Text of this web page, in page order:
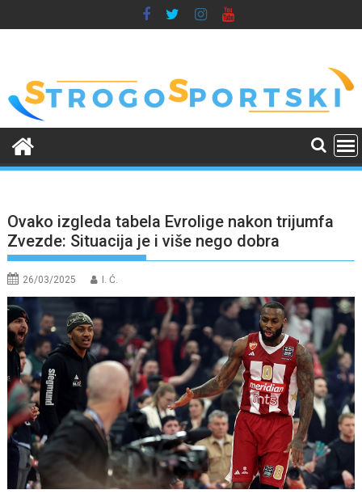
to
Ovako izgleda tabela Evrolige nakon trijumfa
Zvezde: Situacija je i više nego dobra
26/03/2025 I. Ć.